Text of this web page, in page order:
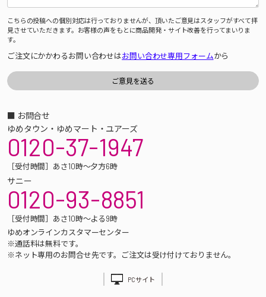
こちらの投稿への個別対応は行っておりませんが、頂いたご意見はスタッフがすべて拝
見させていただきます。お客様の声をもとに商品開発・サイト改善を行ってまいりま
す。
ご注文にかかわるお問い合わせはお問い合わせ専用フォームから
■ お問合せ
ゆめタウン・ゆめマート・ユアーズ
0120-37-1947
［受付時間］あさ10時～夕方6時
サニー
0120-93-8851
［受付時間］あさ10時～よる9時
ゆめオンラインカスタマーセンター
※通話料は無料です。
※ネット専用のお問合せ先です。ご注文は受け付けておりません。
PCサイト